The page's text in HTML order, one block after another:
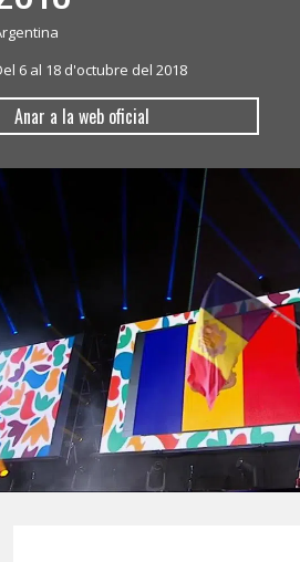
6 al 18 d'octubre del 2018
Anar a la web oficial